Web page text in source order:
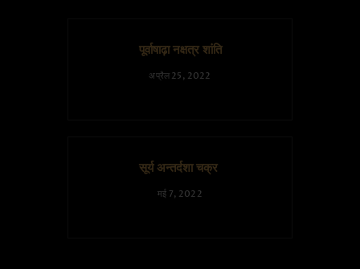
पूर्वाषाढ़ा नक्षत्र शांति
अप्रैल 25, 2022
सूर्य अन्तर्दशा चक्र
मई 7, 2022